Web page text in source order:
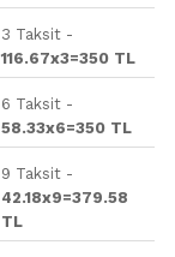
3 Taksit -
116.67x3=350 TL
6 Taksit -
58.33x6=350 TL
9 Taksit -
42.18x9=379.58
TL